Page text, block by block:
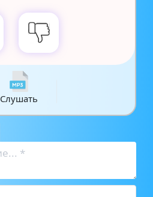
Слушать